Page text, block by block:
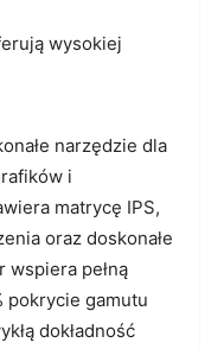
narzędzie dla
i
matrycę IPS,
oraz doskonałe
pełną
pokrycie gamutu
dokładność
wysokiej